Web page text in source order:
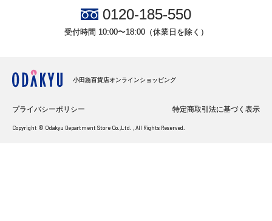
0120-185-550
受付時間 10:00〜18:00（休業日を除く）
小田急百貨店オンラインショッピング
プライバシーポリシー 特定商取引法に基づく表示
Copyright © Odakyu Department Store Co.,Ltd. , All Rights Reserved.